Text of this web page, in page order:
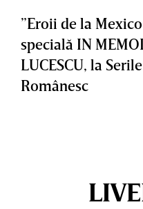
”Eroii de la
specială IN
LUCESCU, la
Românesc